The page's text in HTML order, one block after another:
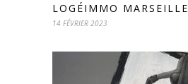
LOGÉIMMO MARSEILLE
14 FÉVRIER 2023